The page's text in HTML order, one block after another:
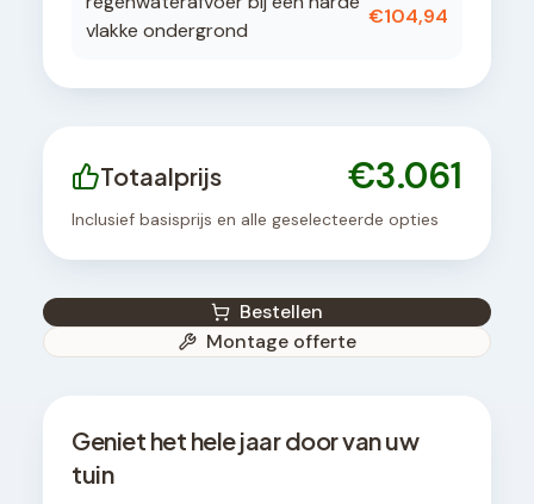
vlakke ondergrond
€104,94
Totaalprijs €3.061
Inclusief basisprijs en alle geselecteerde opties
Bestellen
Montage offerte
Geniet het hele jaar door van uw
tuin